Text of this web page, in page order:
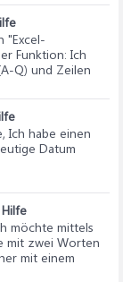
"Excel-
Funktion: Ich
Q) und Zeilen
Ich habe einen
Datum
möchte mittels
mit zwei Worten
mit einem